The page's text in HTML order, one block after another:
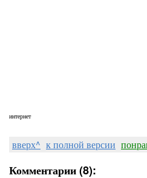
интернет
вверх^ к полной версии
Комментарии (8):